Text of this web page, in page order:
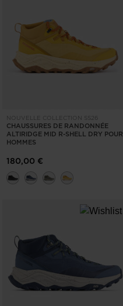
NOUVELLE COLLECTION SS26
CHAUSSURES DE RANDONNÉE
ALTIRIDGE MID R-SHELL DRY POUR
HOMMES
180,00 €